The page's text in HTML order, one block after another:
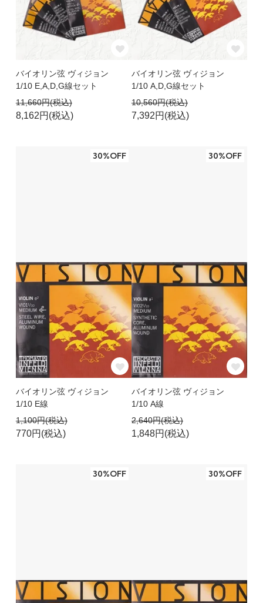
バイオリン弦 ヴィジョン
1/10 E,A,D,G線セット
11,660円(税込)
8,162円(税込)
バイオリン弦 ヴィジョン
1/10 A,D,G線セット
10,560円(税込)
7,392円(税込)
30%OFF
バイオリン弦 ヴィジョン
1/10 E線
1,100円(税込)
770円(税込)
30%OFF
バイオリン弦 ヴィジョン
1/10 A線
2,640円(税込)
1,848円(税込)
30%OFF 30%OFF